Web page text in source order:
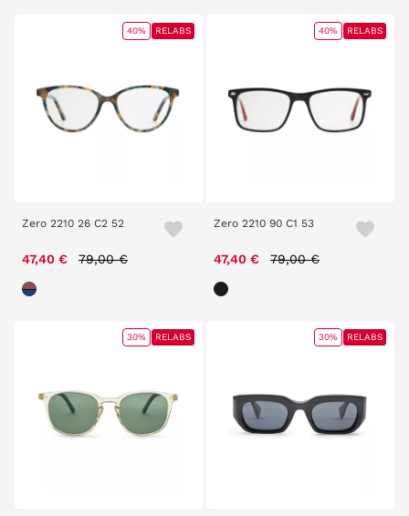
Zero 2210 26 C2 52
47,40 € Price reduced from
79,00 €
40% RELABS
Zero 2210 90 C1 53
47,40 € Price reduced from
79,00 €
40% RELABS
30% RELABS 30% RELABS